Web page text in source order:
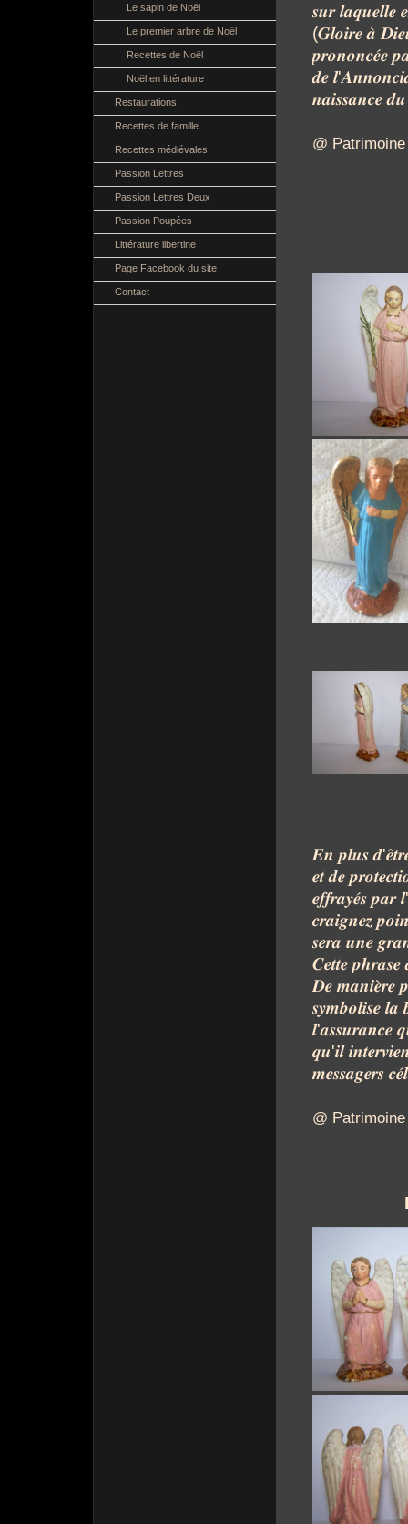
Le sapin de Noël
Le premier arbre de Noël
Recettes de Noël
Noël en littérature
Restaurations
Recettes de famille
Recettes médiévales
Passion Lettres
Passion Lettres Deux
Passion Poupées
Littérature libertine
Page Facebook du site
Contact
𝒔𝒖𝒓 𝒍𝒂𝒒𝒖𝒆𝒍𝒍𝒆
(𝑮𝒍𝒐𝒊𝒓𝒆 𝒂̀
𝒑𝒓𝒐𝒏𝒐𝒏𝒄𝒆́𝒆
𝒅𝒆 𝒍'
𝒏𝒂𝒊𝒔𝒔𝒂𝒏𝒄𝒆 𝒅𝒖
@
𝑬𝒏 𝒑𝒍𝒖𝒔 𝒅'
𝒆𝒕 𝒅𝒆
𝒆𝒇𝒇𝒓𝒂𝒚𝒆́𝒔 𝒑𝒂𝒓 𝒍'
𝒄𝒓𝒂𝒊𝒈𝒏𝒆𝒛
𝒔𝒆𝒓𝒂 𝒖𝒏𝒆
𝑪𝒆𝒕𝒕𝒆 𝒑𝒉𝒓𝒂𝒔𝒆
𝑫𝒆 𝒎𝒂𝒏𝒊𝒆̀𝒓𝒆
𝒔𝒚𝒎𝒃𝒐𝒍𝒊𝒔𝒆 𝒍𝒂
𝒍'𝒂𝒔𝒔𝒖𝒓𝒂𝒏𝒄𝒆
𝒒𝒖'𝒊𝒍
𝒎𝒆𝒔𝒔𝒂𝒈𝒆𝒓𝒔
@